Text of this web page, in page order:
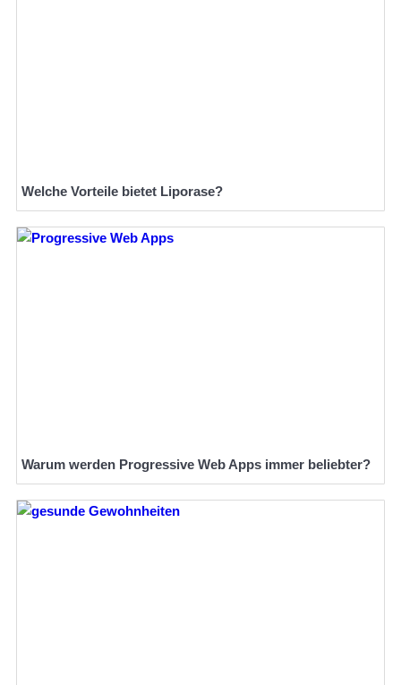
Welche Vorteile bietet Liporase?
Warum werden Progressive Web Apps immer beliebter?